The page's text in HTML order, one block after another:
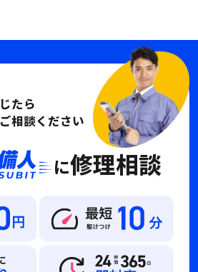
たら
相談ください
に修理相談